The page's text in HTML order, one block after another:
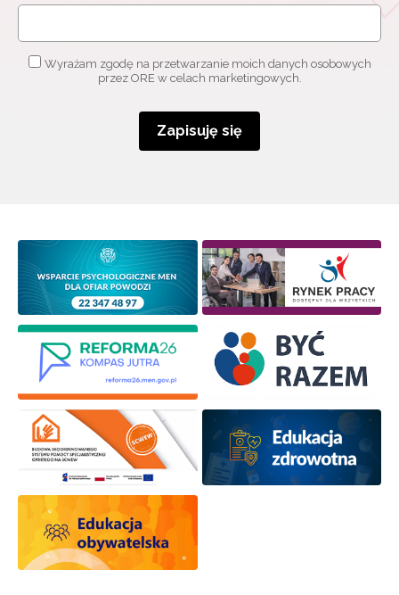
Wyrażam zgodę na przetwarzanie moich danych osobowych
przez ORE w celach marketingowych.
Zapisuję się